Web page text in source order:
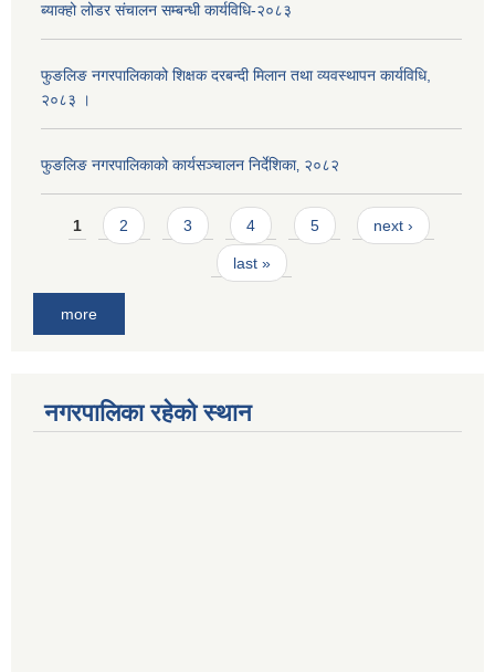
ब्याक्हो लोडर संचालन सम्बन्धी कार्यविधि-२०८३
फुङलिङ नगरपालिकाको शिक्षक दरबन्दी मिलान तथा व्यवस्थापन कार्यविधि,
२०८३ ।
फुङलिङ नगरपालिकाको कार्यसञ्चालन निर्देशिका‚ २०८२
Pages
1 2 3 4 5 next ›
last »
more
नगरपालिका रहेको स्थान